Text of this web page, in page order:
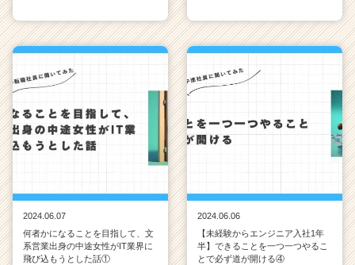
2024.06.07
何者かになることを目指して、文
系営業出身の中途女性がIT業界に
飛び込もうとした話①
2024.06.06
【未経験からエンジニア入社1年
半】できることを一つ一つやるこ
とで必ず道が開ける④